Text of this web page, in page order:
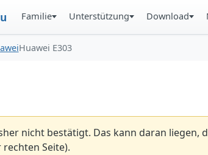
Familie Unterstützung Download
Huawei E303
nicht bestätigt. Das kann daran
Seite).